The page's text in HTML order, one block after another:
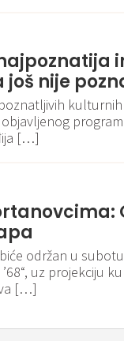
nije
[…]
održan u
uz projekciju
[…]